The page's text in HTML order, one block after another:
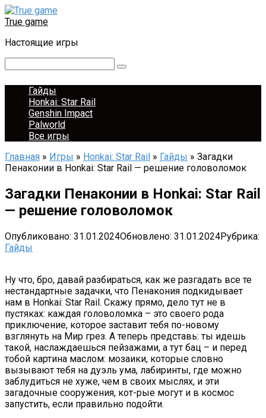
Перейти
к
True game
Настоящие игры
Гайды
Honkai: Star Rail
Genshin Impact
Palworld
Все игры
Главная » Игры » Honkai: Star Rail » Гайды » Загадки
Пенаконии в Honkai: Star Rail — решение головоломок
Загадки Пенаконии в Honkai: Star Rail
— решение головоломок
Опубликовано: 31.01.2024Обновлено: 31.01.2024Рубрика:
Гайды
Ну что, бро, давай разбираться, как же разгадать все те
нестандартные задачки, что Пенакония подкидывает
нам в Honkai: Star Rail. Скажу прямо, дело тут не в
пустяках: каждая головоломка – это своего рода
приключение, которое заставит тебя по-новому
взглянуть на Мир грез. А теперь представь: ты идешь
такой, наслаждаешься пейзажами, а тут бац – и перед
тобой картина маслом: мозаики, которые словно
вызывают тебя на дуэль ума, лабиринты, где можно
заблудиться не хуже, чем в своих мыслях, и эти
загадочные сооружения, кот-рые могут и в космос
запустить, если правильно подойти.